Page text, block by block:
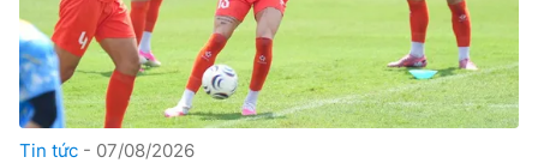
Phong cách
Chân dung
Tin tức 07/08/2026